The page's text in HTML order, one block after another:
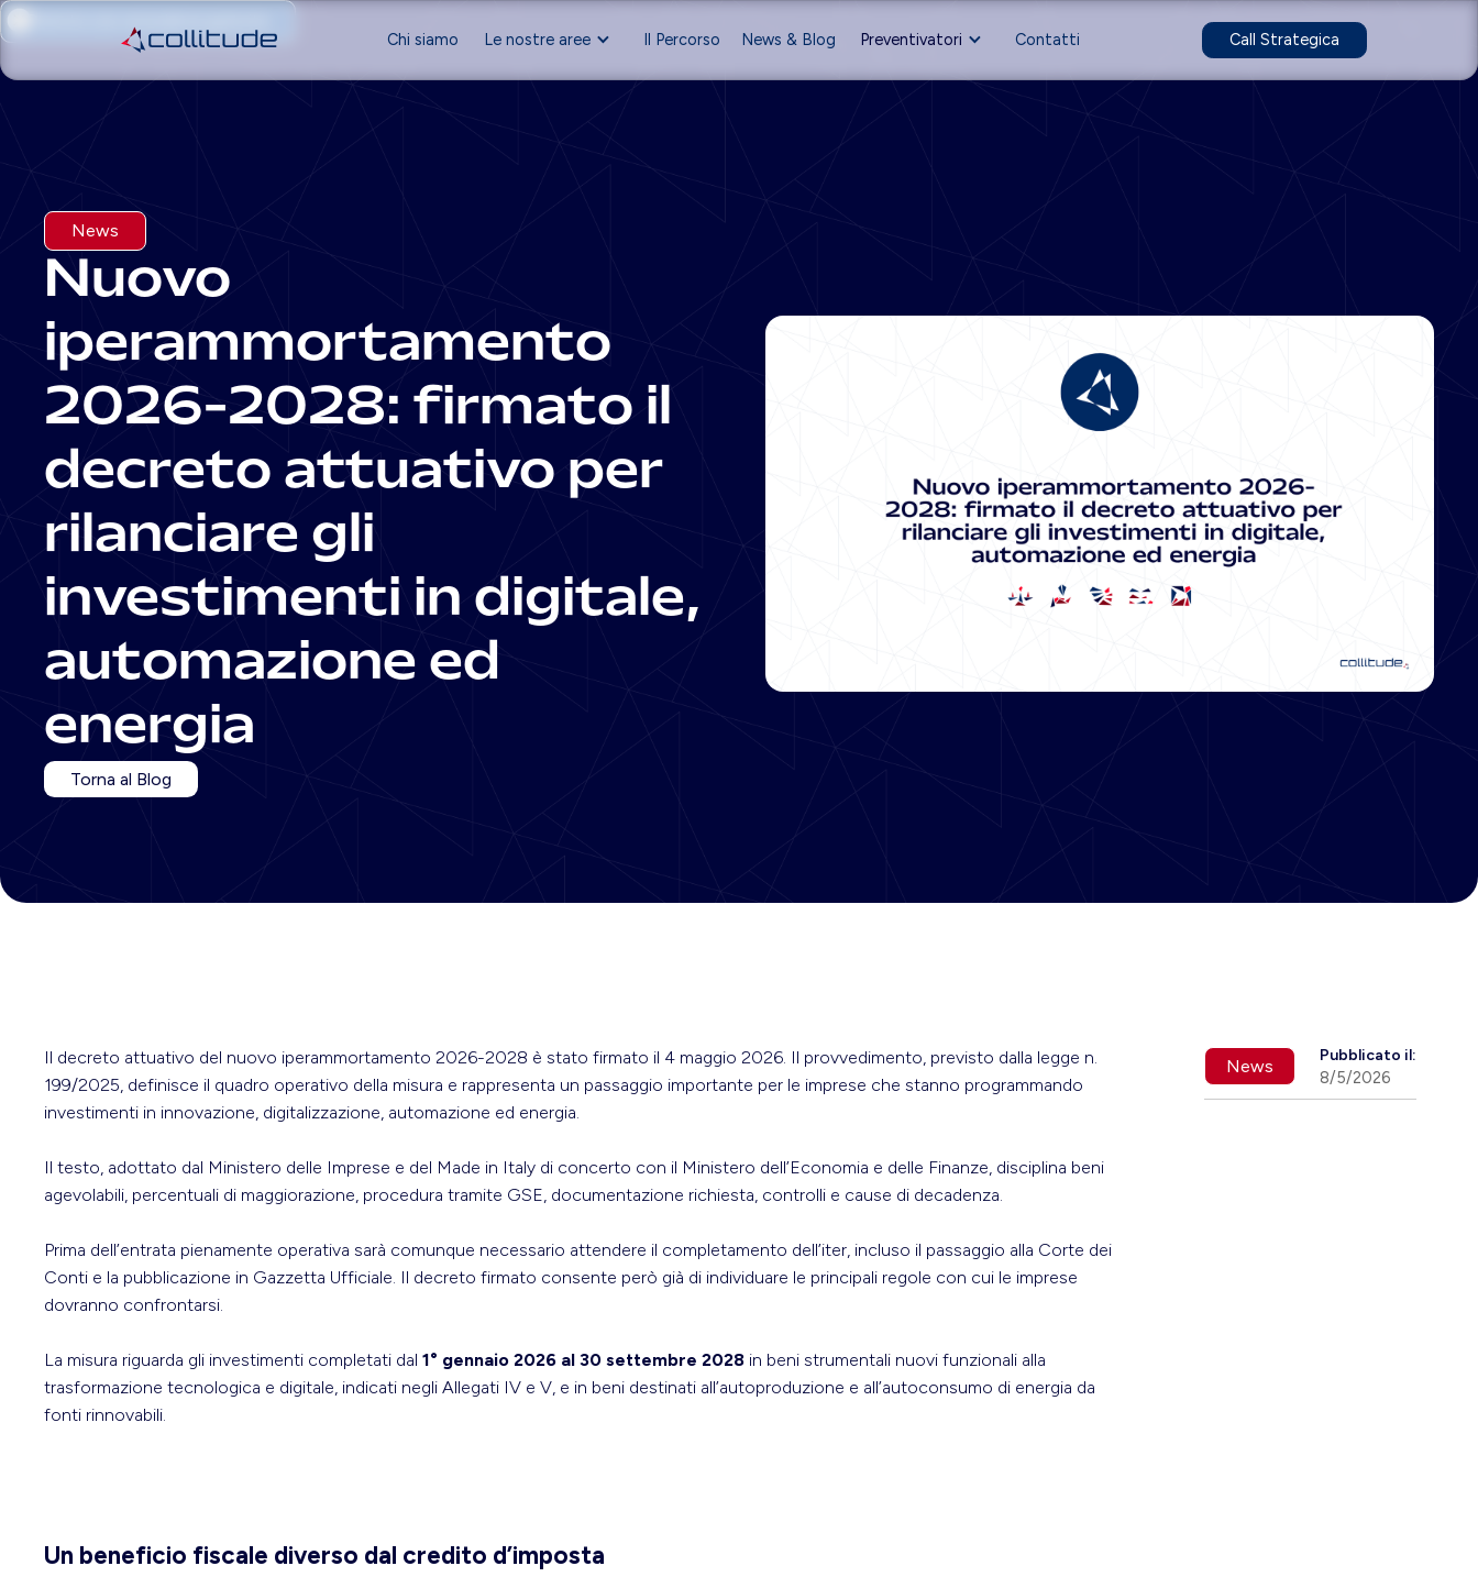
Chi siamo
Le nostre aree Il Percorso News & Blog Preventivatori Contatti Call Strategica
News
Nuovo
iperammortamento
2026-2028: firmato il
decreto attuativo per
rilanciare gli
investimenti in digitale,
automazione ed
energia
Torna al Blog
Il decreto attuativo del nuovo iperammortamento 2026-2028 è stato firmato il 4 maggio 2026. Il provvedimento, previsto dalla legge n.
199/2025, definisce il quadro operativo della misura e rappresenta un passaggio importante per le imprese che stanno programmando
investimenti in innovazione, digitalizzazione, automazione ed energia.
Il testo, adottato dal Ministero delle Imprese e del Made in Italy di concerto con il Ministero dell’Economia e delle Finanze, disciplina beni
agevolabili, percentuali di maggiorazione, procedura tramite GSE, documentazione richiesta, controlli e cause di decadenza.
Prima dell’entrata pienamente operativa sarà comunque necessario attendere il completamento dell’iter, incluso il passaggio alla Corte dei
Conti e la pubblicazione in Gazzetta Ufficiale. Il decreto firmato consente però già di individuare le principali regole con cui le imprese
dovranno confrontarsi.
La misura riguarda gli investimenti completati dal 1° gennaio 2026 al 30 settembre 2028 in beni strumentali nuovi funzionali alla
trasformazione tecnologica e digitale, indicati negli Allegati IV e V, e in beni destinati all’autoproduzione e all’autoconsumo di energia da
fonti rinnovabili.
Un beneficio fiscale diverso dal credito d’imposta
News
Pubblicato il:
8/5/2026